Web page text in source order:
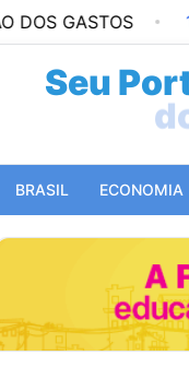
11:32ENADE:
Seu
BRASIL ECONOMIA